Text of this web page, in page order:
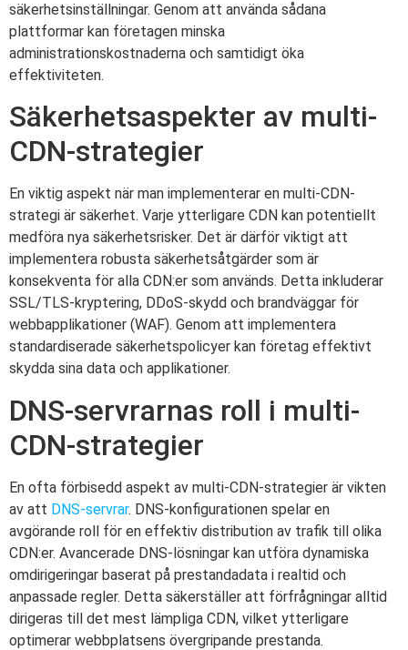
säkerhetsinställningar. Genom att använda sådana
plattformar kan företagen minska
administrationskostnaderna och samtidigt öka
effektiviteten.
Säkerhetsaspekter av multi-
CDN-strategier
En viktig aspekt när man implementerar en multi-CDN-
strategi är säkerhet. Varje ytterligare CDN kan potentiellt
medföra nya säkerhetsrisker. Det är därför viktigt att
implementera robusta säkerhetsåtgärder som är
konsekventa för alla CDN:er som används. Detta inkluderar
SSL/TLS-kryptering, DDoS-skydd och brandväggar för
webbapplikationer (WAF). Genom att implementera
standardiserade säkerhetspolicyer kan företag effektivt
skydda sina data och applikationer.
DNS-servrarnas roll i multi-
CDN-strategier
En ofta förbisedd aspekt av multi-CDN-strategier är vikten
av att DNS-servrar. DNS-konfigurationen spelar en
avgörande roll för en effektiv distribution av trafik till olika
CDN:er. Avancerade DNS-lösningar kan utföra dynamiska
omdirigeringar baserat på prestandadata i realtid och
anpassade regler. Detta säkerställer att förfrågningar alltid
dirigeras till det mest lämpliga CDN, vilket ytterligare
optimerar webbplatsens övergripande prestanda.